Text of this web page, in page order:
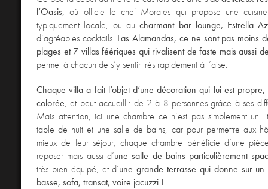
l’Oasis, où officie le chef Morales qui propose une
typiquement locale, ou aucharmant bar lounge, Estrella
d’agréables cocktails. Las Alamandas, ce ne sont pas moins
plages et 7 villas féériques qui rivalisent de faste mais aussi
permet à chacun de s’y sentir très rapidement à l’aise.
Chaque villa a fait l’objet d’une décoration qui lui est
colorée, et peut accueillir de 2 à 8 personnes grâce à ses
Mais attention, ici une chambre ce n’est pas simplement un
table de nuit et une salle de bains, car pour permettre aux
mieux de leur séjour, chaque chambre bénéficie d’une
reposer mais aussi d’une salle de bains particulièrement
très bien équipé, et d’une grande terrasse qui donne sur
basse, sofa, transat, voire jacuzzi !